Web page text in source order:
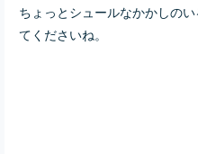
ちょっとシュールなかかしの
てくださいね。